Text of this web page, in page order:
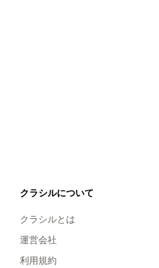
クラシルについて
クラシルとは
運営会社
利用規約